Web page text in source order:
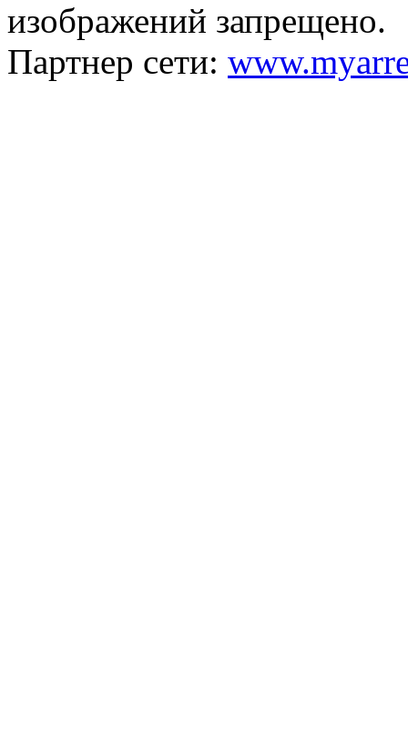
изображений запрещено.
Партнер сети: